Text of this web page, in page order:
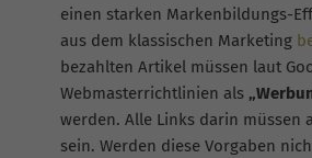
einen starken Markenbildungs-
aus dem klassischen Marketing
bezahlten Artikel müssen laut
Webmasterrichtlinien als
werden. Alle Links darin müssen
sein. Werden diese Vorgaben